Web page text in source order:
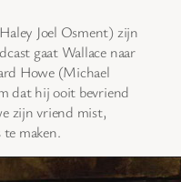
Joel Osment) zijn
gaat Wallace naar
Howe (Michael
dat hij ooit bevriend
zijn vriend mist,
maken.